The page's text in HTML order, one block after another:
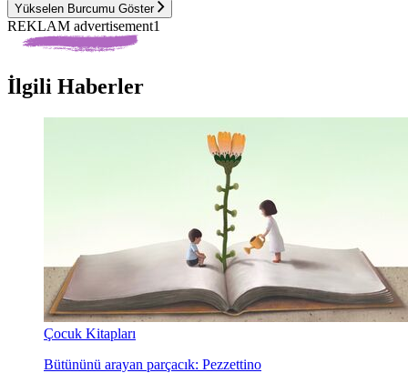
Yükselen Burcumu Göster
REKLAM advertisement1
İlgili Haberler
Çocuk Kitapları
Bütününü arayan parçacık: Pezzettino